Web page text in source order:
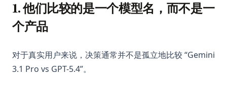
1. 他们比较的是一个模型名，而不是一
个产品
对于真实用户来说，决策通常并不是孤立地比较 “Gemini
3.1 Pro vs GPT-5.4”。